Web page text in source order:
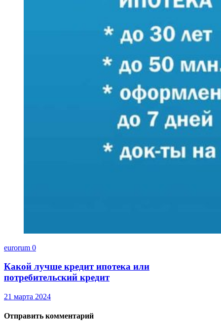
eurorum 0
Какой лучше кредит ипотека или
потребительский кредит
21 марта 2024
Отправить комментарий